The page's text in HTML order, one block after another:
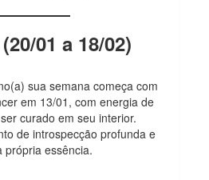
01 a 18/02)
sua semana começa com
em 13/01, com energia de
curado em seu interior.
de introspecção profunda e
própria essência.